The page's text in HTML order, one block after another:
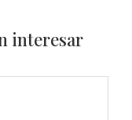
interesar